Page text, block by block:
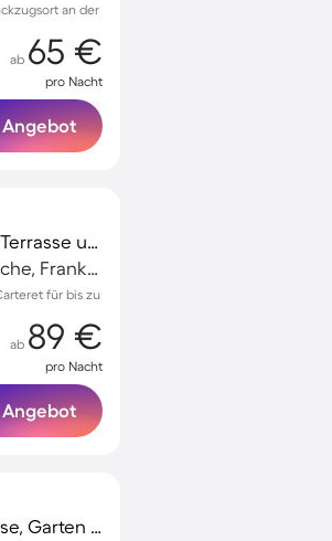
an der
ab 65 €
pro Nacht
Familienorientiertes Ferienhaus mit Grill, Terrasse und Garten | Naturblick | Neben dem Strand | Haustierfreundlich
Barneville-Carteret, Département Manche, Frankreich
für bis zu
ab 89 €
pro Nacht
Voll ausgestattetes Ferienhaus mit Terrasse, Garten und Grill | Haustiere erlaubt